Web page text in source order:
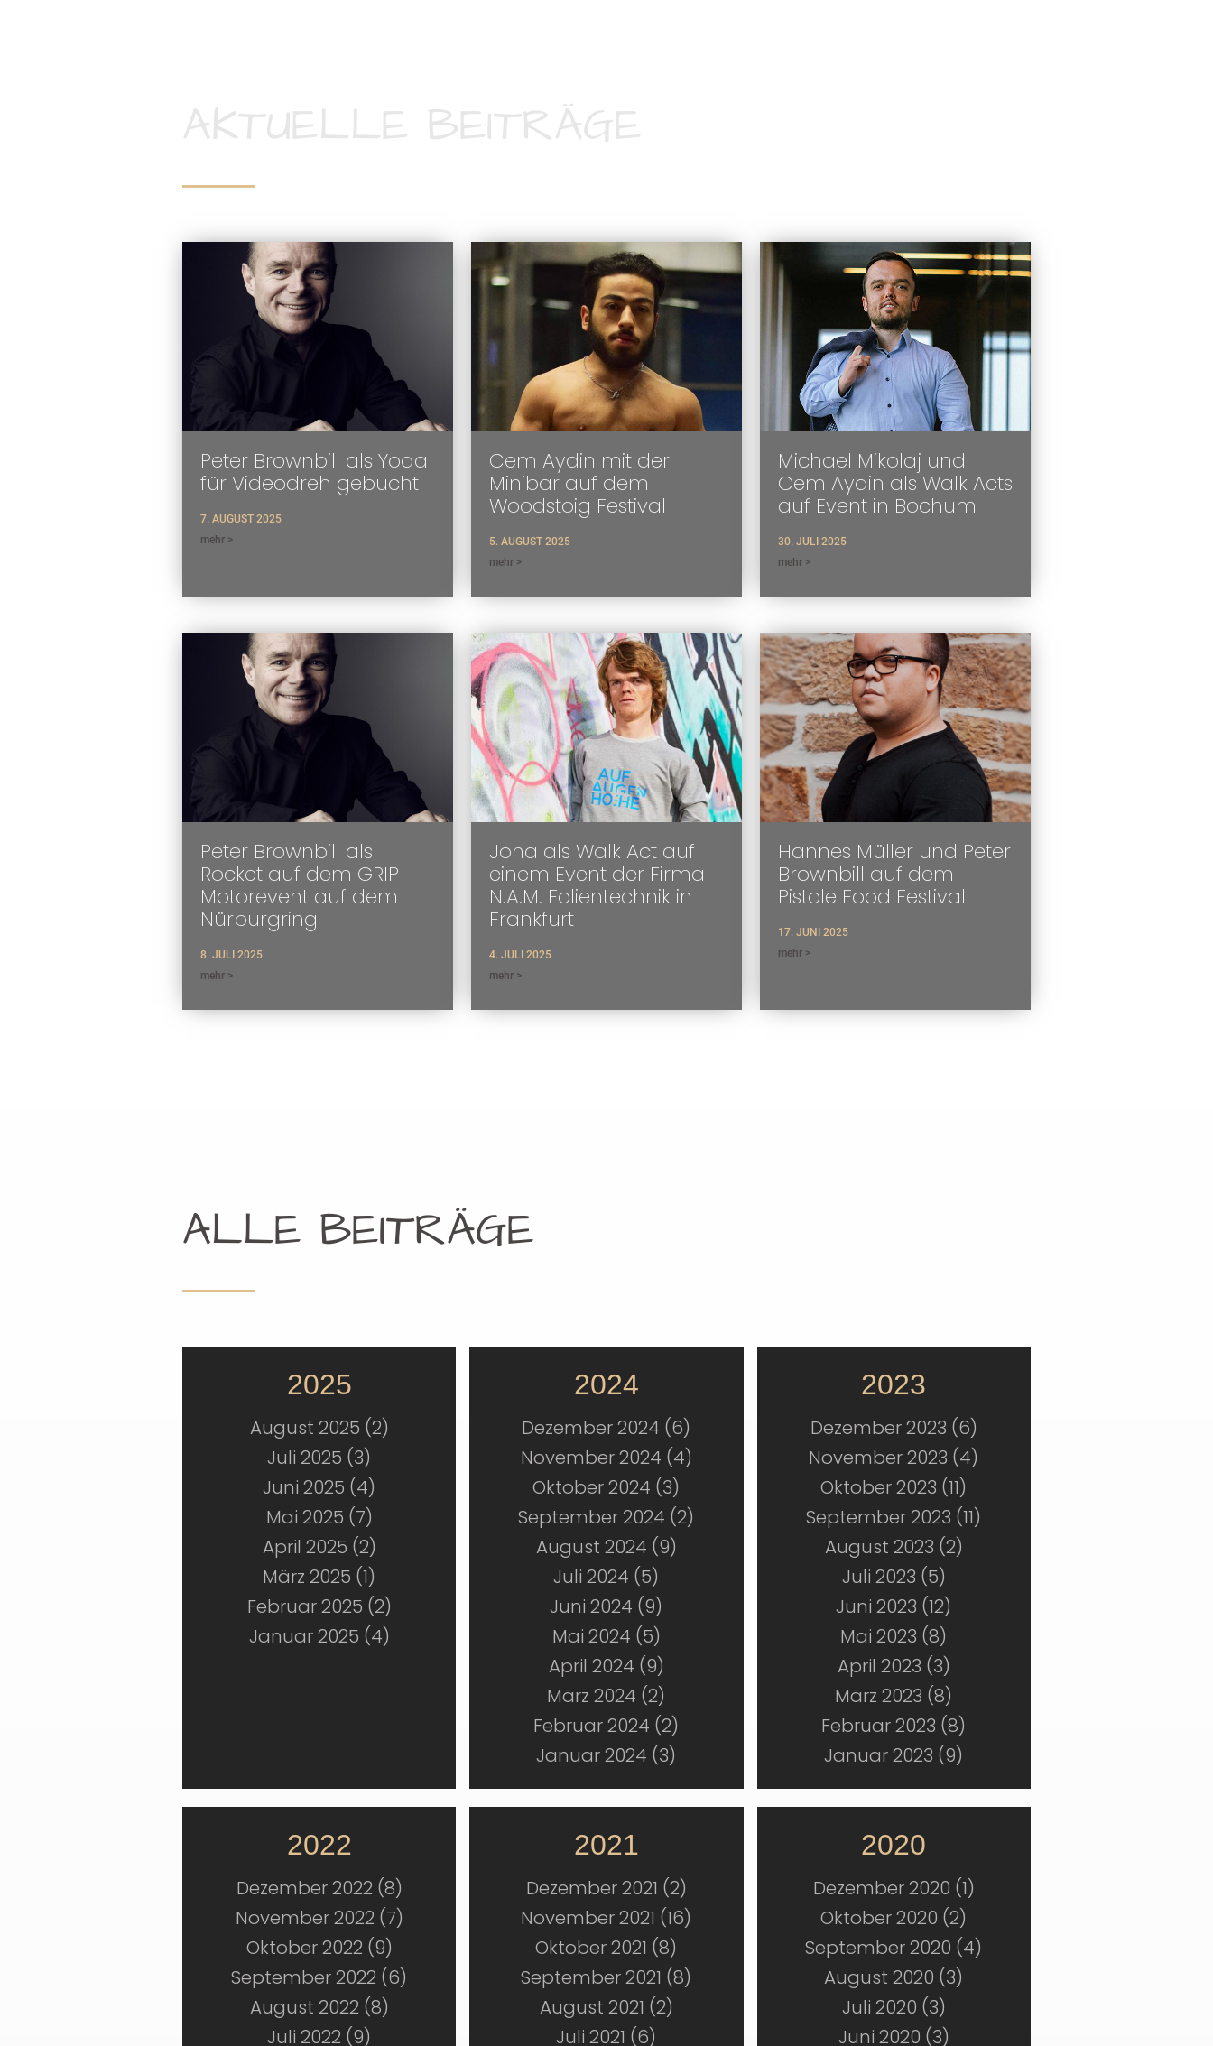
AKTUELLE BEITRÄGE
Peter Brownbill als Yoda
für Videodreh gebucht
7. AUGUST 2025
mehr >
Cem Aydin mit der
Minibar auf dem
Woodstoig Festival
5. AUGUST 2025
mehr >
Michael Mikolaj und
Cem Aydin als Walk Acts
auf Event in Bochum
30. JULI 2025
mehr >
Peter Brownbill als
Rocket auf dem GRIP
Motorevent auf dem
Nürburgring
8. JULI 2025
mehr >
Jona als Walk Act auf
einem Event der Firma
N.A.M. Folientechnik in
Frankfurt
4. JULI 2025
mehr >
Hannes Müller und Peter
Brownbill auf dem
Pistole Food Festival
17. JUNI 2025
mehr >
ALLE BEITRÄGE
2025
August 2025 (2)
Juli 2025 (3)
Juni 2025 (4)
Mai 2025 (7)
April 2025 (2)
März 2025 (1)
Februar 2025 (2)
Januar 2025 (4)
2024
Dezember 2024 (6)
November 2024 (4)
Oktober 2024 (3)
September 2024 (2)
August 2024 (9)
Juli 2024 (5)
Juni 2024 (9)
Mai 2024 (5)
April 2024 (9)
März 2024 (2)
Februar 2024 (2)
Januar 2024 (3)
2023
Dezember 2023 (6)
November 2023 (4)
Oktober 2023 (11)
September 2023 (11)
August 2023 (2)
Juli 2023 (5)
Juni 2023 (12)
Mai 2023 (8)
April 2023 (3)
März 2023 (8)
Februar 2023 (8)
Januar 2023 (9)
2022
Dezember 2022 (8)
November 2022 (7)
Oktober 2022 (9)
September 2022 (6)
August 2022 (8)
Juli 2022 (9)
2021
Dezember 2021 (2)
November 2021 (16)
Oktober 2021 (8)
September 2021 (8)
August 2021 (2)
Juli 2021 (6)
2020
Dezember 2020 (1)
Oktober 2020 (2)
September 2020 (4)
August 2020 (3)
Juli 2020 (3)
Juni 2020 (3)